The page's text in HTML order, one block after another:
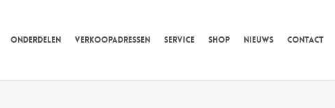
ONDERDELEN VERKOOPADRESSEN SERVICE SHOP NIEUWS CONTACT